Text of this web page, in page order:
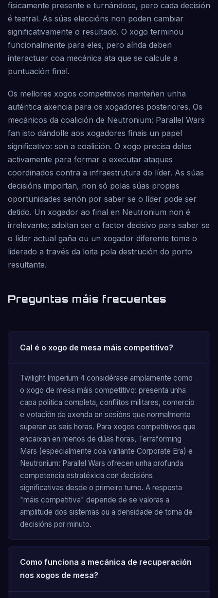
fisicamente presente e turnándose, pero cada decisión
é teatral. As súas eleccións non poden cambiar
significativamente o resultado. O xogo terminou
funcionalmente para eles, pero aínda deben
interactuar coa mecánica ata que se calcule a
puntuación final.
Os mellores xogos competitivos manteñen unha
auténtica axencia para os xogadores posteriores. Os
mecánicos da coalición de Neutronium: Parallel Wars
fan isto dándolle aos xogadores finais un papel
significativo: son a coalición. O xogo precisa deles
activamente para formar e executar ataques
coordinados contra a infraestrutura do líder. As súas
decisións importan, non só polas súas propias
oportunidades senón por saber se o líder pode ser
detido. Un xogador ao final en Neutronium non é
irrelevante; adoitan ser o factor decisivo para saber se
o líder actual gaña ou un xogador diferente toma o
liderado a través da loita pola destrución do porto
resultante.
Preguntas máis frecuentes
Cal é o xogo de mesa máis competitivo?
Twilight Imperium 4 considérase amplamente como
o xogo de mesa máis competitivo: presenta unha
capa política completa, conflitos militares, comercio
e votación da axenda en sesións que normalmente
superan as seis horas. Para xogos competitivos que
encaixan en menos de dúas horas, Terraforming
Mars (especialmente coa variante Corporate Era) e
Neutronium: Parallel Wars ofrecen unha profunda
competencia estratéxica con decisións
significativas desde o primeiro turno. A resposta
"máis competitiva" depende de se valoras a
amplitude dos sistemas ou a densidade de toma de
decisións por minuto.
Como funciona a mecánica de recuperación
nos xogos de mesa?